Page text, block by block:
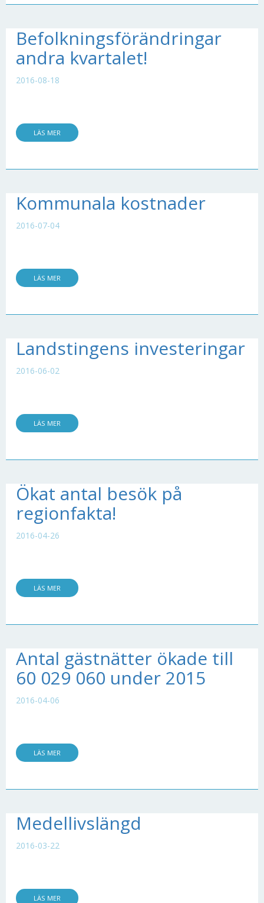
Befolkningsförändringar
andra kvartalet!
2016-08-18
LÄS MER
Kommunala kostnader
2016-07-04
LÄS MER
Landstingens investeringar
2016-06-02
LÄS MER
Ökat antal besök på
regionfakta!
2016-04-26
LÄS MER
Antal gästnätter ökade till
60 029 060 under 2015
2016-04-06
LÄS MER
Medellivslängd
2016-03-22
LÄS MER